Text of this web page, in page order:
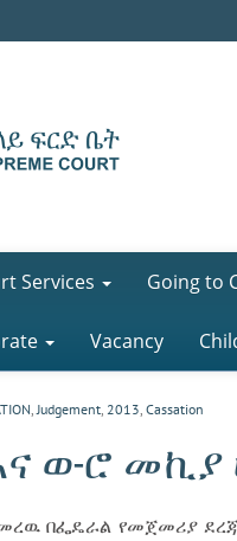
Services Going to
Vacancy
,Judgement, 2013, Cassation
ወ-ሮ መኪያ
በፌዴራል የመጀመሪያ